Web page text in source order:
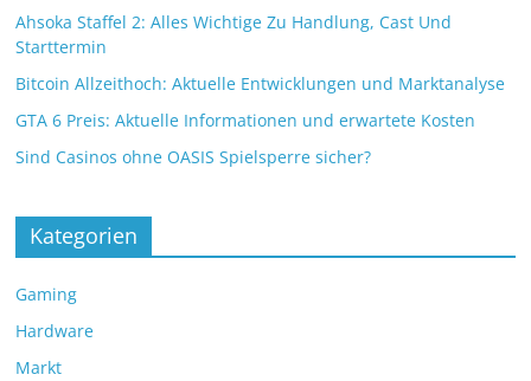
Ahsoka Staffel 2: Alles Wichtige Zu Handlung, Cast Und
Starttermin
Bitcoin Allzeithoch: Aktuelle Entwicklungen und Marktanalyse
GTA 6 Preis: Aktuelle Informationen und erwartete Kosten
Sind Casinos ohne OASIS Spielsperre sicher?
Kategorien
Gaming
Hardware
Markt